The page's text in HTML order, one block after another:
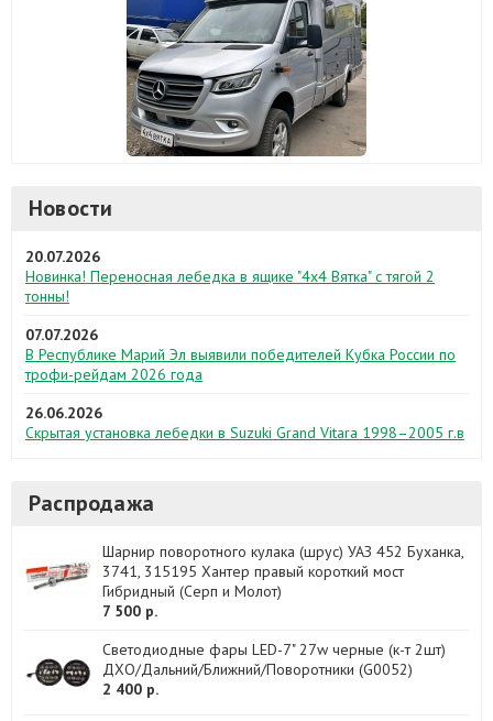
Новости
20.07.2026
Новинка! Переносная лебедка в ящике "4х4 Вятка" с тягой 2
тонны!
07.07.2026
В Республике Марий Эл выявили победителей Кубка России по
трофи-рейдам 2026 года
26.06.2026
Скрытая установка лебедки в Suzuki Grand Vitara 1998–2005 г.в
Распродажа
Шарнир поворотного кулака (шрус) УАЗ 452 Буханка,
3741, 315195 Хантер правый короткий мост
Гибридный (Серп и Молот)
7 500 р.
Светодиодные фары LED-7" 27w черные (к-т 2шт)
ДХО/Дальний/Ближний/Поворотники (G0052)
2 400 р.